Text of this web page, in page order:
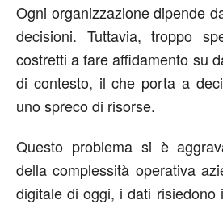
Ogni organizzazione dipende
decisioni. Tuttavia, troppo
costretti a fare affidamento su
di contesto, il che porta a
uno spreco di risorse.
Questo problema si è
della complessità operativa
digitale di oggi, i dati risiedono